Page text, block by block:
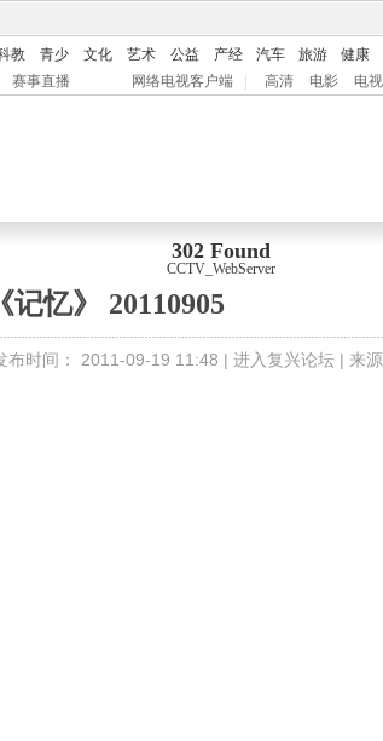
教 青少 文化 艺术 公益 产经 汽车 旅游 健康
赛事直播 网络电视客户端 高清 电影 电
302 Found
CCTV_WebServer
《记忆》 20110905
布时间： 2011-09-19 11:48 | 进入复兴论坛 | 来源